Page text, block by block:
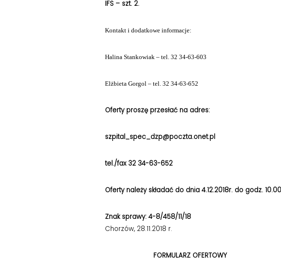
IFS – szt. 2.
Kontakt i dodatkowe informacje:
Halina Stankowiak – tel. 32 34-63-603
Elżbieta Gorgol – tel. 32 34-63-652
Oferty proszę przesłać na adres:
szpital_spec_dzp@poczta.onet.pl
tel./fax 32 34-63-652
Oferty należy składać do dnia 4.12.2018r. do godz.
Znak sprawy: 4-8/458/11/18
Chorzów, 28.11.2018 r.
FORMULARZ OFERTOWY